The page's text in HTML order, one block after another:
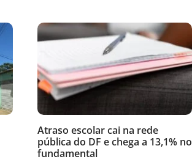
Atraso escolar cai na rede
pública do DF e chega a 13,1% no
fundamental